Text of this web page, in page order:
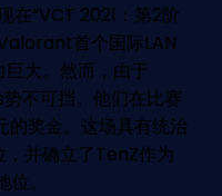
在“VCT 2021：第2阶
首个国际LAN
大。然而，由于
不可挡。他们在比赛
的奖金。这场具有统治
并确立了TenZ作为
。